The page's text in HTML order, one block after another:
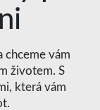
chceme vám
životem. S
která vám